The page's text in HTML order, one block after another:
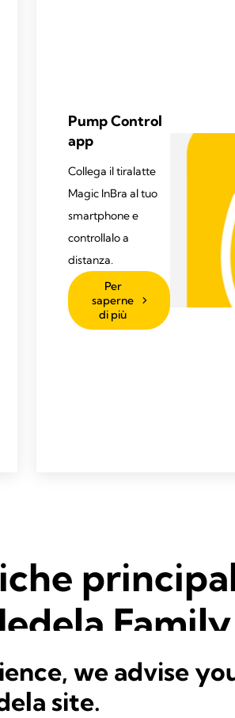
Pump Control
app
Collega il tiralatte
Magic InBra al tuo
smartphone e
controllalo a
distanza.
Per
saperne
di più
Family
we advise
site.